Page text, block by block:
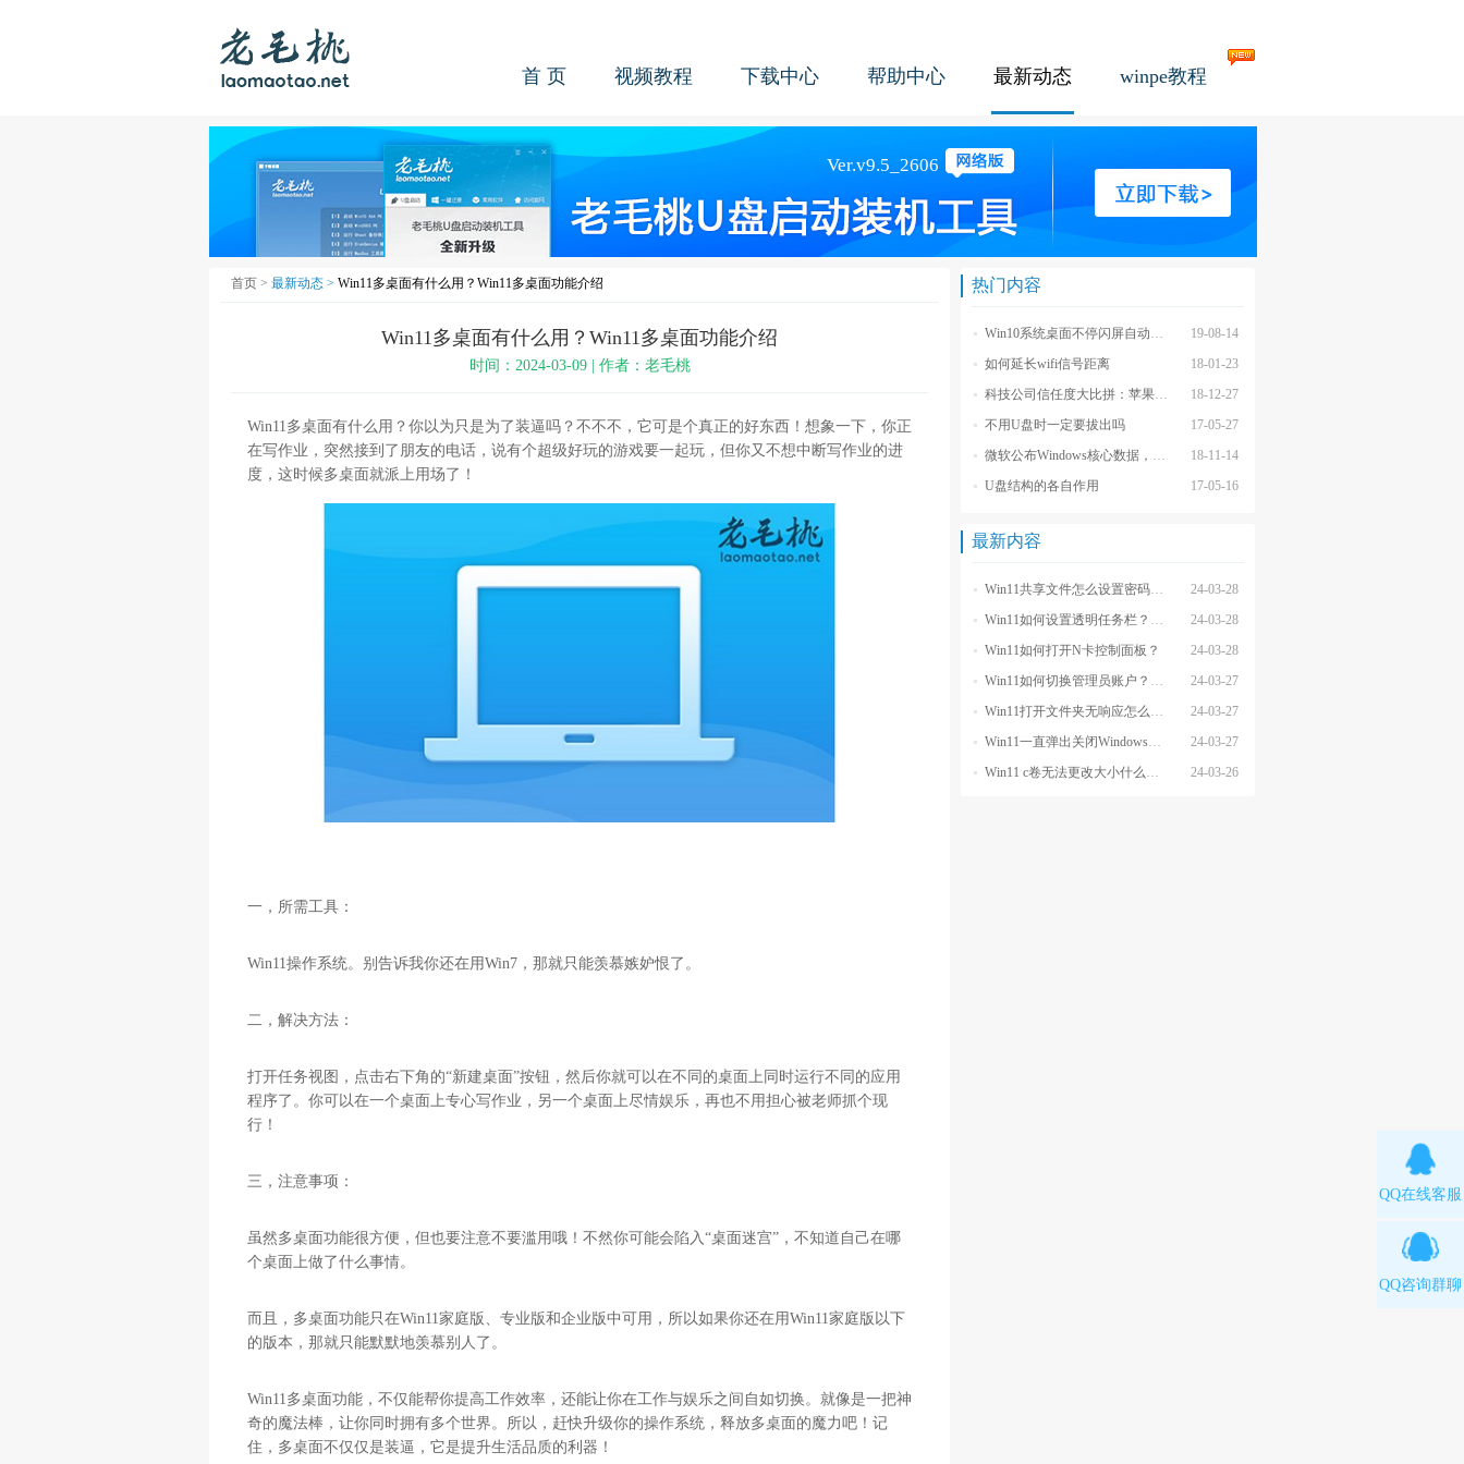
首 页 视频教程 下载中心 帮助中心 最新动态 winpe教程
首页 > 最新动态 > Win11多桌面有什么用？Win11多桌面功能介绍
Win11多桌面有什么用？Win11多桌面功能介绍
时间：2024-03-09 | 作者：老毛桃
Win11多桌面有什么用？你以为只是为了装逼吗？不不不，它可是个真正的好东西！想象一下，你正
在写作业，突然接到了朋友的电话，说有个超级好玩的游戏要一起玩，但你又不想中断写作业的进
度，这时候多桌面就派上用场了！
一，所需工具：
Win11操作系统。别告诉我你还在用Win7，那就只能羡慕嫉妒恨了。
二，解决方法：
打开任务视图，点击右下角的“新建桌面”按钮，然后你就可以在不同的桌面上同时运行不同的应用
程序了。你可以在一个桌面上专心写作业，另一个桌面上尽情娱乐，再也不用担心被老师抓个现
行！
三，注意事项：
虽然多桌面功能很方便，但也要注意不要滥用哦！不然你可能会陷入“桌面迷宫”，不知道自己在哪
个桌面上做了什么事情。
而且，多桌面功能只在Win11家庭版、专业版和企业版中可用，所以如果你还在用Win11家庭版以下
的版本，那就只能默默地羡慕别人了。
Win11多桌面功能，不仅能帮你提高工作效率，还能让你在工作与娱乐之间自如切换。就像是一把神
奇的魔法棒，让你同时拥有多个世界。所以，赶快升级你的操作系统，释放多桌面的魔力吧！记
住，多桌面不仅仅是装逼，它是提升生活品质的利器！
热门内容
19-08-14
Win10系统桌面不停闪屏自动刷新的解决方法
18-01-23
如何延长wifi信号距离
18-12-27
科技公司信任度大比拼：苹果上榜最不受信任前茅
17-05-27
不用U盘时一定要拔出吗
18-11-14
微软公布Windows核心数据，应用数量iOS和安卓遥不可及
17-05-16
U盘结构的各自作用
最新内容
24-03-28
Win11共享文件怎么设置密码和权限？
24-03-28
Win11如何设置透明任务栏？Win11设置透明任务栏的方法
24-03-28
Win11如何打开N卡控制面板？
24-03-27
Win11如何切换管理员账户？Win11切换管理员账户的方法
24-03-27
Win11打开文件夹无响应怎么办？
24-03-27
Win11一直弹出关闭Windows窗口怎么解决？
24-03-26
Win11 c卷无法更改大小什么原因？
QQ在线客服
QQ咨询群聊